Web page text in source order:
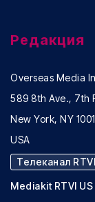
Редакция
Overseas Media
589 8th Ave., 7th
New York, NY
USA
Телеканал RTVI
Mediakit RTVI US